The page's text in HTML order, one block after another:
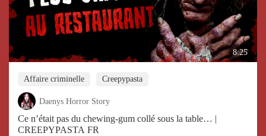
8:25
Affaire criminelle Creepypasta
Daenys Horror Story
Ce n’était pas du chewing-gum collé sous la table… |
CREEPYPASTA FR